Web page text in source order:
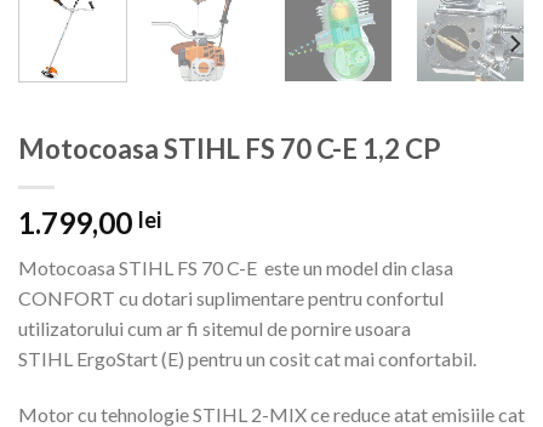
Motocoasa STIHL FS 70 C-E 1,2 CP
1.799,00 lei
Motocoasa STIHL FS 70 C-E este un model din clasa
CONFORT cu dotari suplimentare pentru confortul
utilizatorului cum ar fi sitemul de pornire usoara
STIHL ErgoStart (E) pentru un cosit cat mai confortabil.
Motor cu tehnologie STIHL 2-MIX ce reduce atat emisiile cat